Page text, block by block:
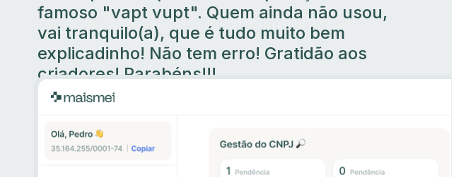
famoso "vapt vupt". Quem ainda não usou,
vai tranquilo(a), que é tudo muito bem
explicadinho! Não tem erro! Gratidão aos
criadores! Parabéns!!!
Luciana